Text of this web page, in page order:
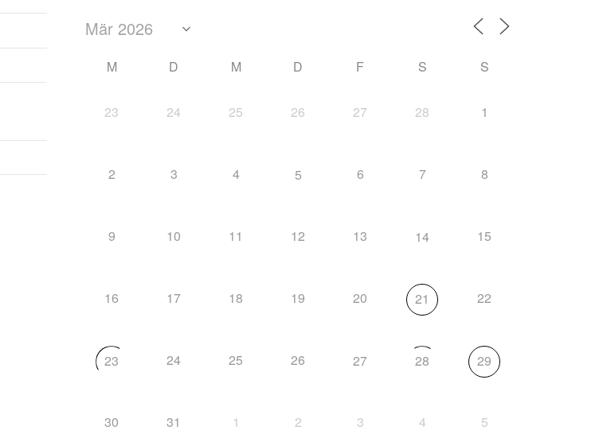
M D M D F S S
23 24 25 26 27 28 1
2 3 4 5 6 7 8
9 10 11 12 13 14 15
16 17 18 19 20 21 22
23 24 25 26 27 28 29
30 31 1 2 3 4 5